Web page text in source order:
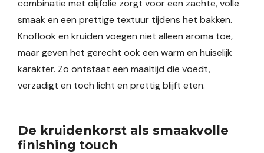
combinatie met olijfolie zorgt voor een zachte, volle
smaak en een prettige textuur tijdens het bakken.
Knoflook en kruiden voegen niet alleen aroma toe,
maar geven het gerecht ook een warm en huiselijk
karakter. Zo ontstaat een maaltijd die voedt,
verzadigt en toch licht en prettig blijft eten.
De kruidenkorst als smaakvolle
finishing touch